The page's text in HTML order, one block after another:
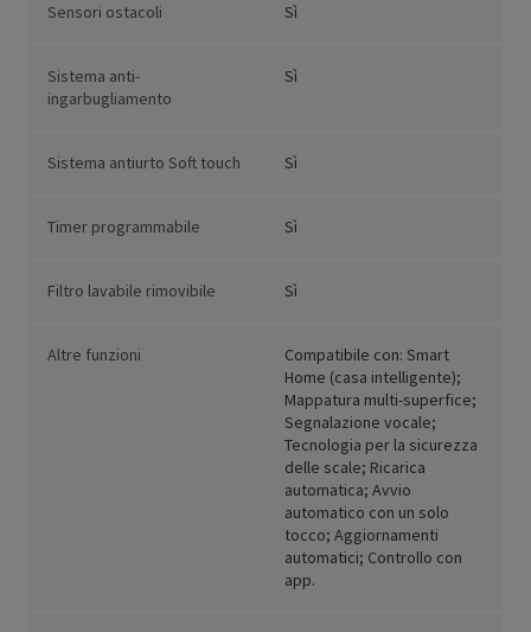
Sensori ostacoli Sì
Sistema anti-
ingarbugliamento
Sì
Sistema antiurto Soft touch Sì
Timer programmabile Sì
Filtro lavabile rimovibile Sì
Altre funzioni
Compatibile con: Smart
Home (casa intelligente);
Mappatura multi-superfice;
Segnalazione vocale;
Tecnologia per la sicurezza
delle scale; Ricarica
automatica; Avvio
automatico con un solo
tocco; Aggiornamenti
automatici; Controllo con
app.